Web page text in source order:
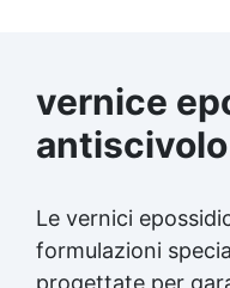
vernice
antiscivolo
Le vernici
formulazioni
progettate per